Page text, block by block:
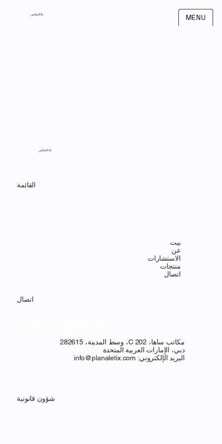
بلاناليتكس MENU
بلاناليتكس
القائمة
بيت
عن
الاستشارات
منتجات
اتصال
اتصال
مكاتب ساها، C 202، وسط المدينة، 282615
دبي، الإمارات العربية المتحدة
البريد الإلكتروني: info@planaletix.com
شؤون قانونية